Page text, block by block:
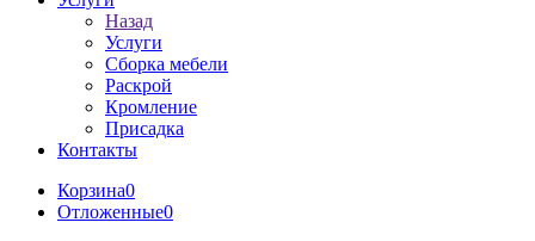
Назад
Услуги
Сборка мебели
Раскрой
Кромление
Присадка
Контакты
Корзина0
Отложенные0